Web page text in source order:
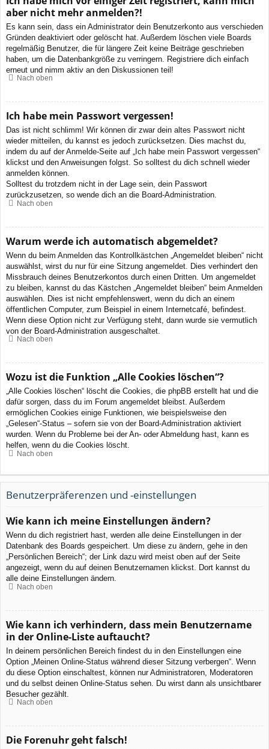
aber nicht mehr anmelden?!
Es kann sein, dass ein Administrator dein Benutzerkonto aus verschieden
Gründen deaktiviert oder gelöscht hat. Außerdem löschen viele Boards
regelmäßig Benutzer, die für längere Zeit keine Beiträge geschrieben
haben, um die Datenbankgröße zu verringern. Registriere dich einfach
erneut und nimm aktiv an den Diskussionen teil!
Nach oben
Ich habe mein Passwort vergessen!
Das ist nicht schlimm! Wir können dir zwar dein altes Passwort nicht
wieder mitteilen, du kannst es jedoch zurücksetzen. Dies machst du,
indem du auf der Anmelde-Seite auf „Ich habe mein Passwort vergessen“
klickst und den Anweisungen folgst. So solltest du dich schnell wieder
anmelden können.
Solltest du trotzdem nicht in der Lage sein, dein Passwort
zurückzusetzen, so wende dich an die Board-Administration.
Nach oben
Warum werde ich automatisch abgemeldet?
Wenn du beim Anmelden das Kontrollkästchen „Angemeldet bleiben“ nicht
auswählst, wirst du nur für eine Sitzung angemeldet. Dies verhindert den
Missbrauch deines Benutzerkontos durch einen Dritten. Um angemeldet
zu bleiben, kannst du das Kästchen „Angemeldet bleiben“ beim Anmelden
auswählen. Dies ist nicht empfehlenswert, wenn du dich an einem
öffentlichen Computer, zum Beispiel in einem Internetcafé, befindest.
Wenn diese Option nicht zur Verfügung steht, dann wurde sie vermutlich
von der Board-Administration ausgeschaltet.
Nach oben
Wozu ist die Funktion „Alle Cookies löschen“?
„Alle Cookies löschen“ löscht die Cookies, die phpBB erstellt hat und die
dafür sorgen, dass du im Forum angemeldet bleibst. Außerdem
ermöglichen Cookies einige Funktionen, wie beispielsweise den
„Gelesen“-Status – sofern sie von der Board-Administration aktiviert
wurden. Wenn du Probleme bei der An- oder Abmeldung hast, kann es
helfen, wenn du die Cookies löscht.
Nach oben
Benutzerpräferenzen und -einstellungen
Wie kann ich meine Einstellungen ändern?
Wenn du dich registriert hast, werden alle deine Einstellungen in der
Datenbank des Boards gespeichert. Um diese zu ändern, gehe in den
„Persönlichen Bereich“; der Link dazu wird meist oben auf der Seite
angezeigt, wenn du auf deinen Benutzernamen klickst. Dort kannst du
alle deine Einstellungen ändern.
Nach oben
Wie kann ich verhindern, dass mein Benutzername
in der Online-Liste auftaucht?
In deinem persönlichen Bereich findest du in den Einstellungen eine
Option „Meinen Online-Status während dieser Sitzung verbergen“. Wenn
du diese Option einschaltest, können nur Administratoren, Moderatoren
und du selbst deinen Online-Status sehen. Du wirst dann als unsichtbarer
Besucher gezählt.
Nach oben
Die Forenuhr geht falsch!